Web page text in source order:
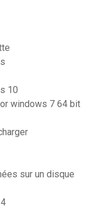
10
windows 7 64 bit
sur un disque